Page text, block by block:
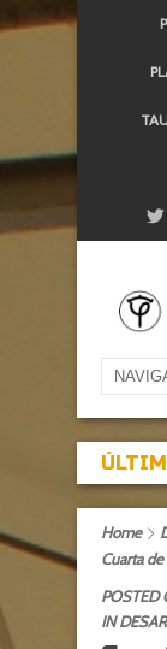
TARDE
Home
Cuarta
IN